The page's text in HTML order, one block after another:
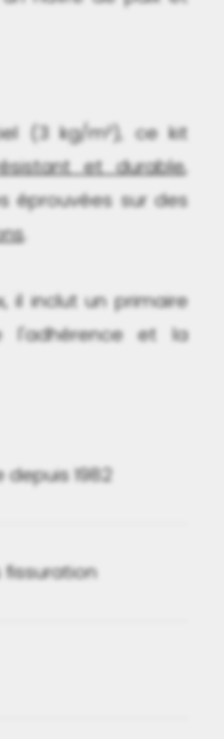
(3 kg/m²), ce kit
et durable,
éprouvées sur des
.
il inclut un primaire
l'adhérence et la
1982
fissuration